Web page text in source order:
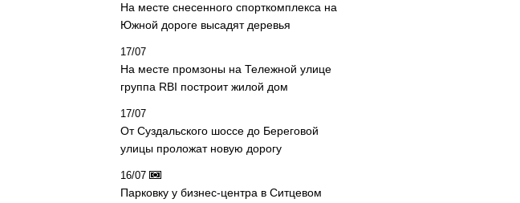
На месте снесенного спорткомплекса на
Южной дороге высадят деревья
17/07
На месте промзоны на Тележной улице
группа RBI построит жилой дом
17/07
От Суздальского шоссе до Береговой
улицы проложат новую дорогу
16/07
Парковку у бизнес-центра в Ситцевом